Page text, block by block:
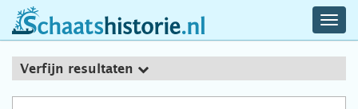
schaatshistorie.nl
Verfijn resultaten